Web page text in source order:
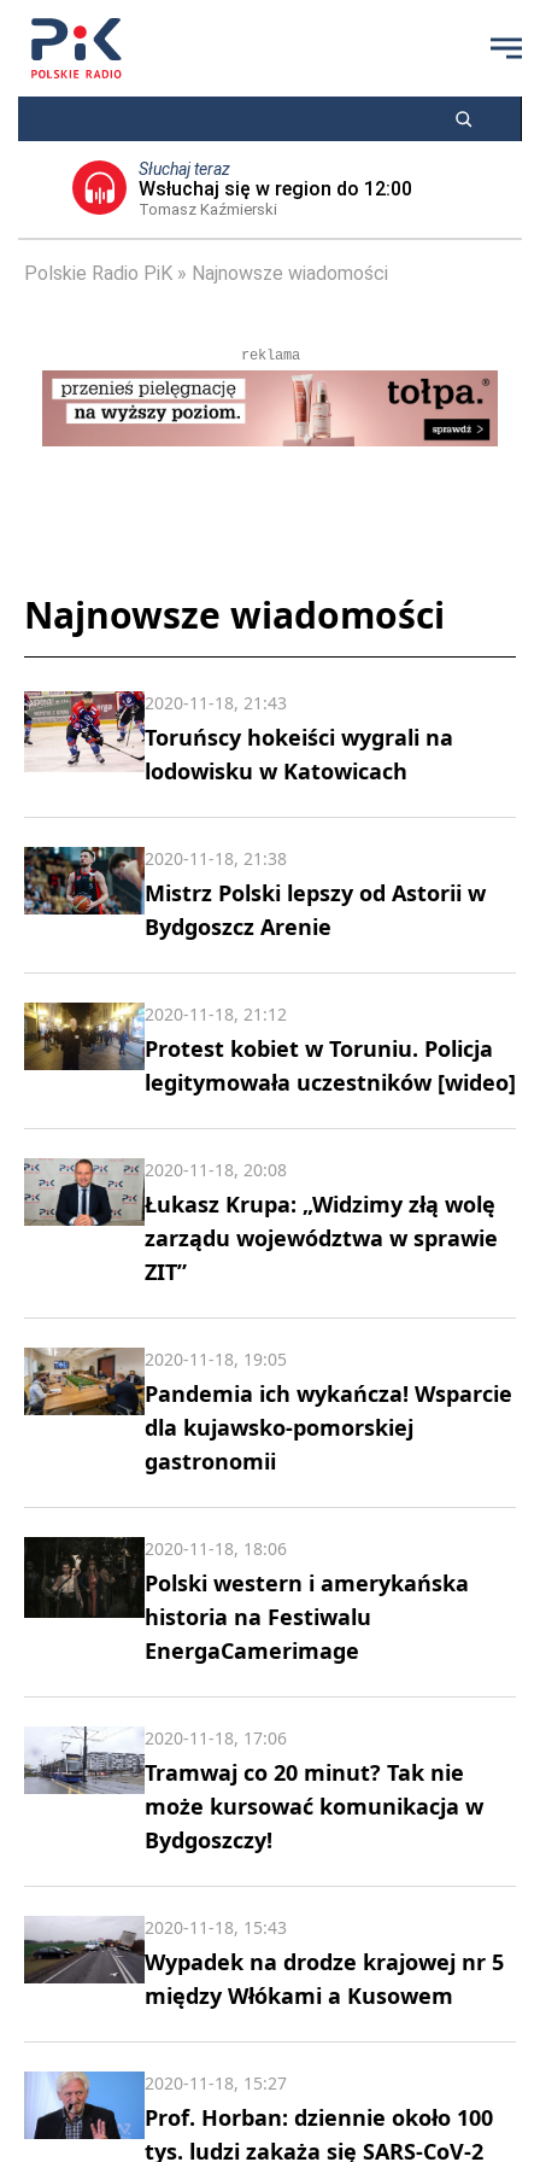
Słuchaj teraz
Wsłuchaj się w region do 12:00
Tomasz Kaźmierski
Polskie Radio PiK Najnowsze wiadomości
reklama
Najnowsze wiadomości
Toruńscy hokeiści wygrali na
lodowisku w Katowicach
2020-11-18, 21:43
Mistrz Polski lepszy od Astorii w
Bydgoszcz Arenie
2020-11-18, 21:38
Protest kobiet w Toruniu. Policja
legitymowała uczestników [wideo]
2020-11-18, 21:12
Łukasz Krupa: „Widzimy złą wolę
zarządu województwa w sprawie
ZIT”
2020-11-18, 20:08
Pandemia ich wykańcza! Wsparcie
dla kujawsko-pomorskiej
gastronomii
2020-11-18, 19:05
Polski western i amerykańska
historia na Festiwalu
EnergaCamerimage
2020-11-18, 18:06
Tramwaj co 20 minut? Tak nie
może kursować komunikacja w
Bydgoszczy!
2020-11-18, 17:06
Wypadek na drodze krajowej nr 5
między Włókami a Kusowem
2020-11-18, 15:43
Prof. Horban: dziennie około 100
tys. ludzi zakaża się SARS-CoV-2
2020-11-18, 15:27